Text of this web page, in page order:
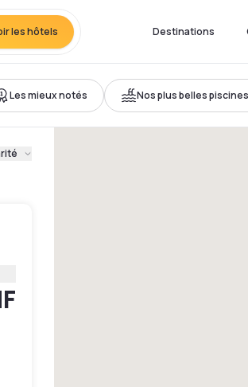
les hôtels Destinations
Les mieux notés Nos plus belles piscines